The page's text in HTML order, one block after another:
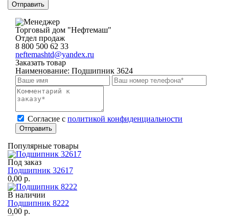
Отправить
Торговый дом "Нефтемаш"
Отдел продаж
8 800 500 62 33
neftemashtd@yandex.ru
Заказать товар
Наименование: Подшипник 3624
Cогласие с политикой конфиденциальности
Отправить
Популярные товары
Под заказ
Подшипник 32617
0,00 р.
В наличии
Подшипник 8222
0,00 р.